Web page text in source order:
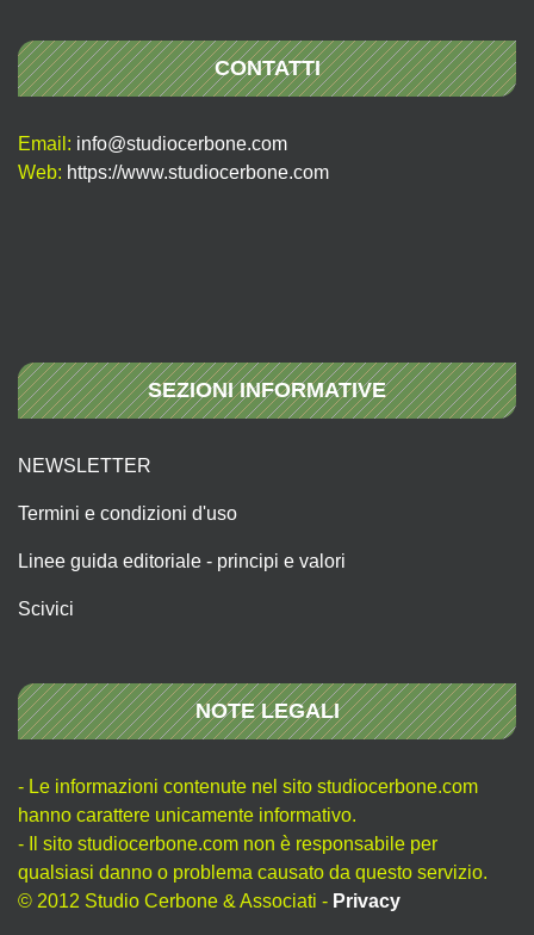
CONTATTI
Email: info@studiocerbone.com
Web: https://www.studiocerbone.com
SEZIONI INFORMATIVE
NEWSLETTER
Termini e condizioni d'uso
Linee guida editoriale - principi e valori
Scivici
NOTE LEGALI
- Le informazioni contenute nel sito studiocerbone.com
hanno carattere unicamente informativo.
- Il sito studiocerbone.com non è responsabile per
qualsiasi danno o problema causato da questo servizio.
© 2012 Studio Cerbone & Associati - Privacy